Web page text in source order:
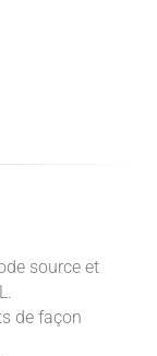
source et
de façon